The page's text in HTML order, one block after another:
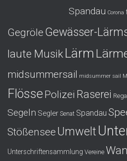
Spandau Corona
Gegröle Gewässer-
laute Musik Lärm
midsummersail midsummer sail
FlössePolizei Raserei
Segeln Segler Senat Spandau
Stößensee Umwelt
Unterschriftensammlung Vereine